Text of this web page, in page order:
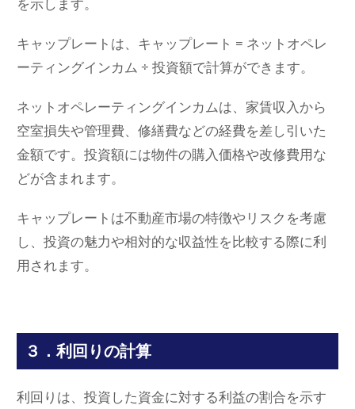
キャップレートは、キャップレート = ネットオペレ
ーティングインカム ÷ 投資額で計算ができます。
ネットオペレーティングインカムは、家賃収入から
空室損失や管理費、修繕費などの経費を差し引いた
金額です。投資額には物件の購入価格や改修費用な
どが含まれます。
キャップレートは不動産市場の特徴やリスクを考慮
し、投資の魅力や相対的な収益性を比較する際に利
用されます。
３．利回りの計算
利回りは、投資した資金に対する利益の割合を示す